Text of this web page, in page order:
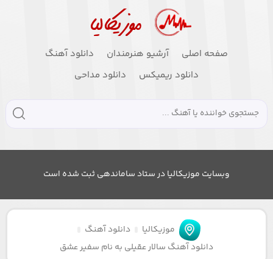
صفحه اصلی آرشیو هنرمندان
دانلود آهنگ
دانلود ریمیکس
دانلود مداحی
وبسایت موزیکالیا در ستاد ساماندهی ثبت شده است
موزیکالیا
دانلود آهنگ
دانلود آهنگ سالار عقیلی به نام سفیر عشق